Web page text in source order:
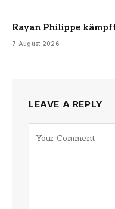
Rayan Philippe
7 August 2026
LEAVE A REPLY